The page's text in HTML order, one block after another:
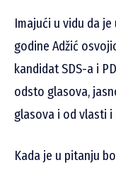
Imajući u vidu da
godine Adžić
kandidat SDS-a i
odsto glasova,
glasova i od vlasti
Kada je u pitanju